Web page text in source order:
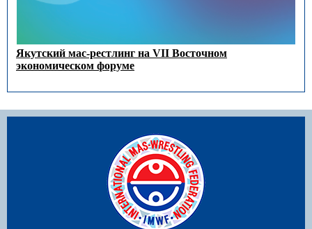
Якутский мас-рестлинг на VII Восточном
экономическом форуме